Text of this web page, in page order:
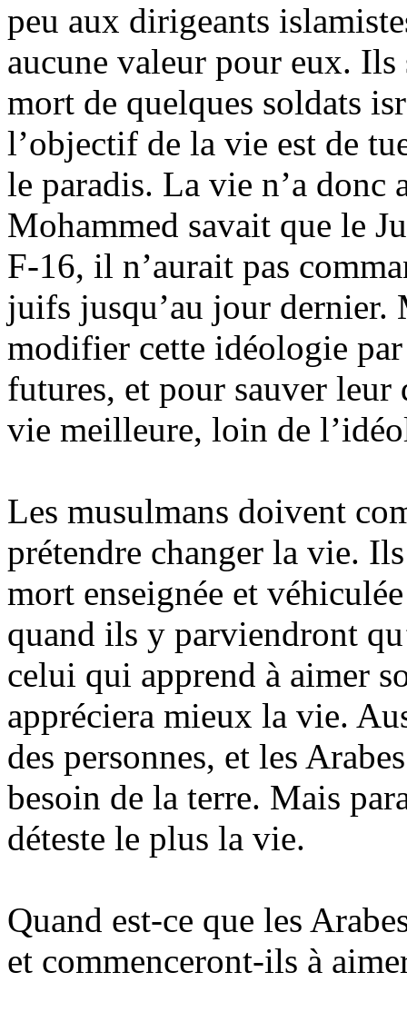
peu aux dirigeants
aucune valeur pour eux.
mort de quelques soldats
l’objectif de la vie est de
le paradis. La vie n’a
Mohammed savait que le
F-16, il n’aurait pas
juifs jusqu’au jour dernier.
modifier cette idéologie
futures, et pour sauver leur
vie meilleure, loin de
Les musulmans doivent
prétendre changer la vie.
mort enseignée et
quand ils y parviendront
celui qui apprend à aimer
appréciera mieux la vie.
des personnes, et les
besoin de la terre. Mais
déteste le plus la vie.
Quand est-ce que les
et commenceront-ils à